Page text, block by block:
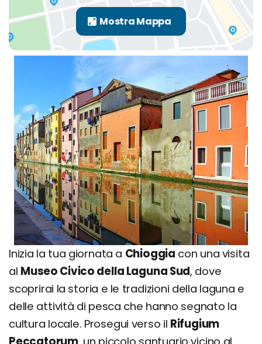
Inizia la tua giornata a Chioggia con una visita
al Museo Civico della Laguna Sud, dove
scoprirai la storia e le tradizioni della laguna e
delle attività di pesca che hanno segnato la
cultura locale. Prosegui verso il Rifugium